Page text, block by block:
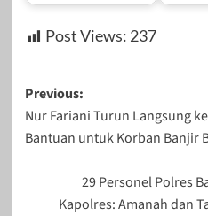
Post Views: 237
Post
navigation
Previous:
Nur Fariani Turun Langsung
Bantuan untuk Korban Banjir
29 Personel Polres
Kapolres: Amanah dan